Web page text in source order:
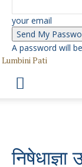
your email
A password will
Lumbini Pati